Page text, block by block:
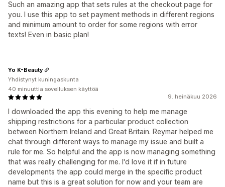
Such an amazing app that sets rules at the checkout page for
you. I use this app to set payment methods in different regions
and minimum amount to order for some regions with error
texts! Even in basic plan!
9. heinäkuu 2026
I downloaded the app this evening to help me manage
shipping restrictions for a particular product collection
between Northern Ireland and Great Britain. Reymar helped me
chat through different ways to manage my issue and built a
rule for me. So helpful and the app is now managing something
that was really challenging for me. I'd love it if in future
developments the app could merge in the specific product
name but this is a great solution for now and your team are
Yo K-Beauty
Yhdistynyt kuningaskunta
40 minuuttia sovelluksen käyttöä